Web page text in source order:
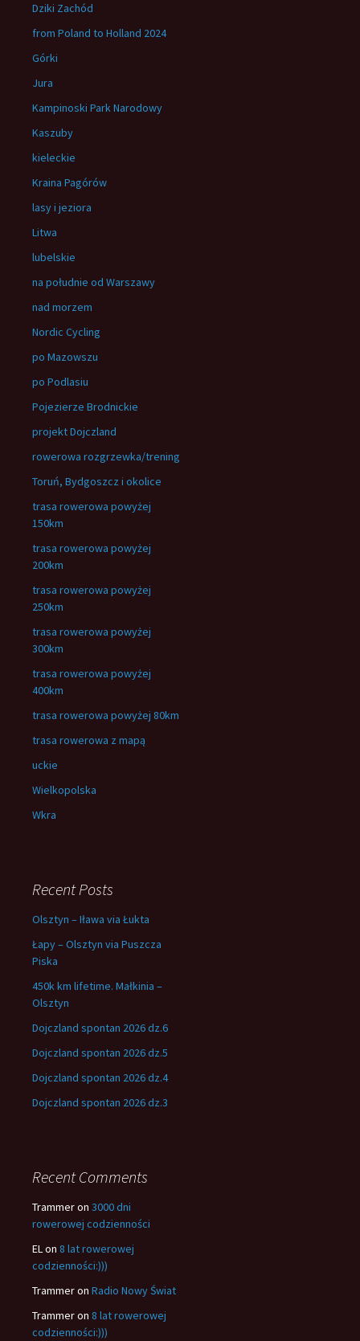
Dziki Zachód
from Poland to Holland 2024
Górki
Jura
Kampinoski Park Narodowy
Kaszuby
kieleckie
Kraina Pagórów
lasy i jeziora
Litwa
lubelskie
na południe od Warszawy
nad morzem
Nordic Cycling
po Mazowszu
po Podlasiu
Pojezierze Brodnickie
projekt Dojczland
rowerowa rozgrzewka/trening
Toruń, Bydgoszcz i okolice
trasa rowerowa powyżej
150km
trasa rowerowa powyżej
200km
trasa rowerowa powyżej
250km
trasa rowerowa powyżej
300km
trasa rowerowa powyżej
400km
trasa rowerowa powyżej 80km
trasa rowerowa z mapą
uckie
Wielkopolska
Wkra
Recent Posts
Olsztyn – Iława via Łukta
Łapy – Olsztyn via Puszcza
Piska
450k km lifetime. Małkinia –
Olsztyn
Dojczland spontan 2026 dz.6
Dojczland spontan 2026 dz.5
Dojczland spontan 2026 dz.4
Dojczland spontan 2026 dz.3
Recent Comments
Trammeron 3000 dni
rowerowej codzienności
ELon 8 lat rowerowej
codzienności:)))
Trammeron Radio Nowy Świat
Trammeron 8 lat rowerowej
codzienności:)))